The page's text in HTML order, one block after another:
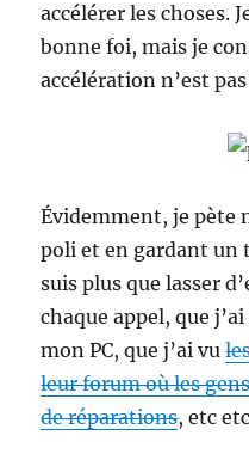
accélérer les choses.
bonne foi, mais je
accélération n’est
Évidemment, je pète
poli et en gardant un
suis plus que lasser
chaque appel, que
mon PC, que j’ai vu
leur forum où les
de réparations, etc